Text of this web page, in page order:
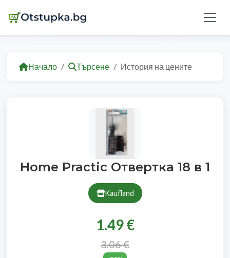
Начало Търсене История на цените
Home Practic Отвертка 18 в 1
Kaufland
1.49 €
3.06 €